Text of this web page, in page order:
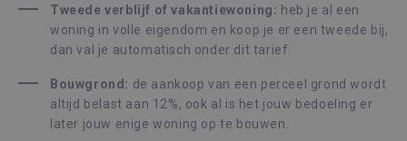
Tweede verblijf of vakantiewoning: heb je al een
woning in volle eigendom en koop je er een tweede bij,
dan val je automatisch onder dit tarief.
Bouwgrond: de aankoop van een perceel grond wordt
altijd belast aan 12%, ook al is het jouw bedoeling er
later jouw enige woning op te bouwen.